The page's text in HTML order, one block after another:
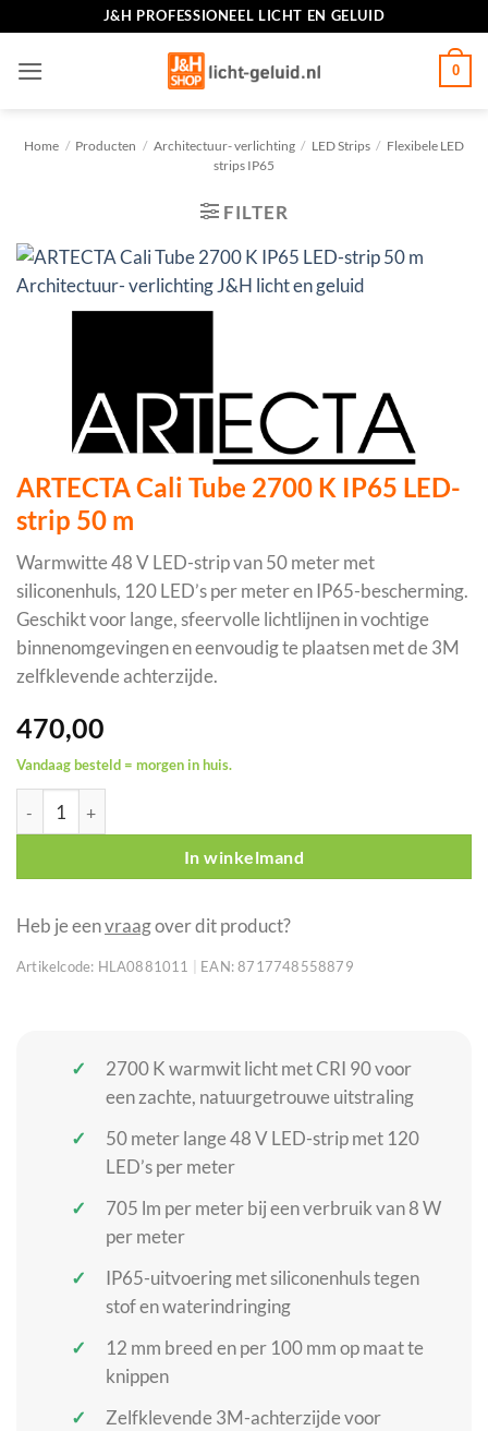
inhoud
J&H PROFESSIONEEL LICHT EN GELUID
0
Home / Producten / Architectuur- verlichting / LED Strips / Flexibele LED
strips IP65
FILTER
ARTECTA Cali Tube 2700 K IP65 LED-
strip 50 m
Warmwitte 48 V LED-strip van 50 meter met
siliconenhuls, 120 LED’s per meter en IP65-bescherming.
Geschikt voor lange, sfeervolle lichtlijnen in vochtige
binnenomgevingen en eenvoudig te plaatsen met de 3M
zelfklevende achterzijde.
470,00
Vandaag besteld = morgen in huis.
ARTECTA Cali Tube 2700 K IP65 LED-strip 50 m aantal
In winkelmand
Heb je eenvraagover dit product?
Artikelcode: HLA0881011 EAN: 8717748558879
2700 K warmwit licht met CRI 90 voor
een zachte, natuurgetrouwe uitstraling
50 meter lange 48 V LED-strip met 120
LED’s per meter
705 lm per meter bij een verbruik van 8 W
per meter
IP65-uitvoering met siliconenhuls tegen
stof en waterindringing
12 mm breed en per 100 mm op maat te
knippen
Zelfklevende 3M-achterzijde voor